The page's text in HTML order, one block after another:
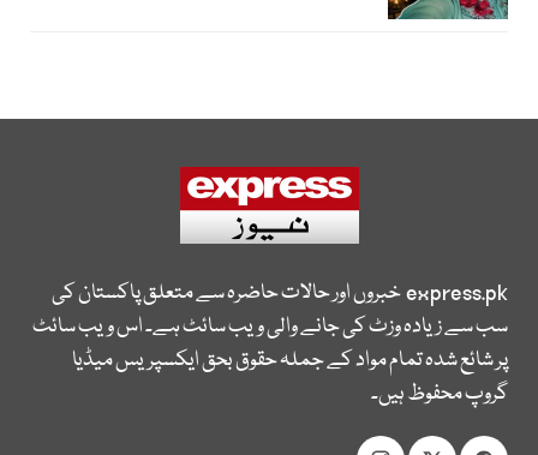
express.pkخبروں اور حالات حاضرہ سے متعلق پاکستان کی
سب سے زیادہ وزٹ کی جانے والی ویب سائٹ ہے۔ اس ویب سائٹ
پر شائع شدہ تمام مواد کے جملہ حقوق بحق ایکسپریس میڈیا
گروپ محفوظ ہیں۔